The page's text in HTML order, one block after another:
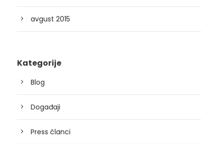
avgust 2015
Kategorije
Blog
Događaji
Press članci